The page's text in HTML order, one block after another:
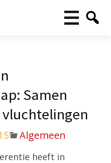
Samen
Algemeen
heeft in